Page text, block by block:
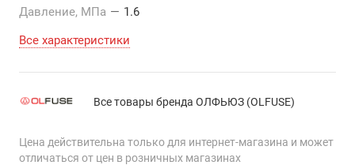
Давление, МПа — 1.6
Все характеристики
Все товары бренда ОЛФЬЮЗ (OLFUSE)
Цена действительна только для интернет-магазина и может
отличаться от цен в розничных магазинах